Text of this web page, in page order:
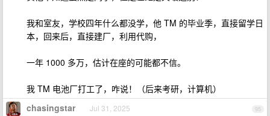
我和室友，学校四年什么都没学，他 TM 的毕业季，直接留学日
本，回来后，直接建厂，利用代购，
一年 1000 多万，估计在座的可能都不信。
我 TM 电池厂打工了，咋说！（后来考研，计算机）
95
chasingstar Jul 31, 2025